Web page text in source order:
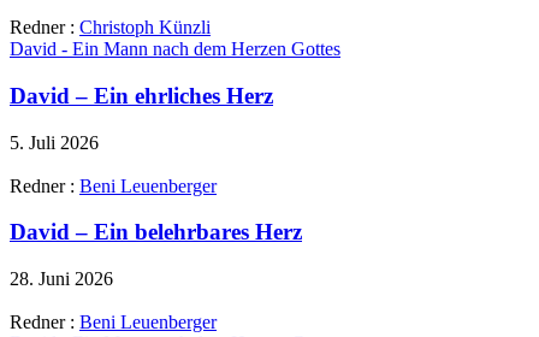
Redner : Christoph Künzli
David - Ein Mann nach dem Herzen Gottes
David – Ein ehrliches Herz
5. Juli 2026
Redner : Beni Leuenberger
David – Ein belehrbares Herz
28. Juni 2026
Redner : Beni Leuenberger